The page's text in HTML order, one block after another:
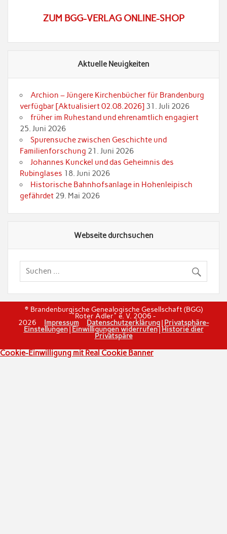
ZUM BGG-VERLAG ONLINE-SHOP
Aktuelle Neuigkeiten
Archion – Jüngere Kirchenbücher für Brandenburg
verfügbar [Aktualisiert 02.08.2026] 31. Juli 2026
früher im Ruhestand und ehrenamtlich engagiert
25. Juni 2026
Spurensuche zwischen Geschichte und
Familienforschung 21. Juni 2026
Johannes Kunckel und das Geheimnis des
Rubinglases 18. Juni 2026
Historische Bahnhofsanlage in Hohenleipisch
gefährdet 29. Mai 2026
Webseite durchsuchen
© Brandenburgische Genealogische Gesellschaft (BGG)
"Roter Adler" e. V. 2006 -
2026 Impressum Datenschutzerklärung| Privatsphäre-
Einstellungen| Einwilligungen widerrufen|Historie dier
Privatspäre
Cookie-Einwilligung mit Real Cookie Banner